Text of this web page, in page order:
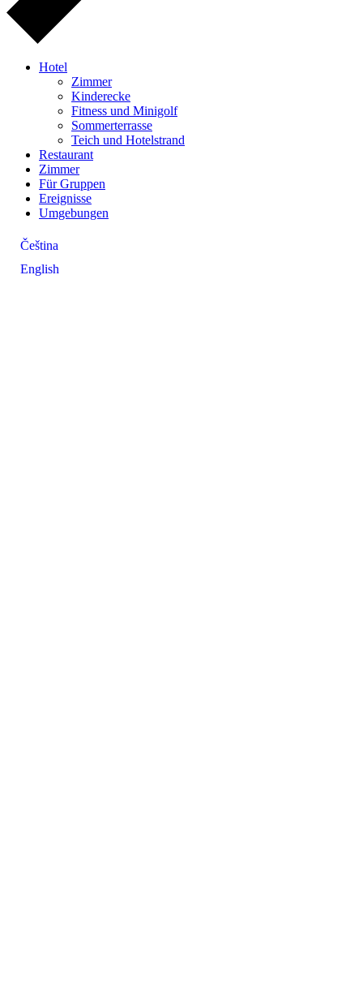
Hotel
Zimmer
Kinderecke
Fitness und Minigolf
Sommerterrasse
Teich und Hotelstrand
Restaurant
Zimmer
Für Gruppen
Ereignisse
Umgebungen
Čeština
English